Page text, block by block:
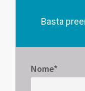
Basta
Nome*